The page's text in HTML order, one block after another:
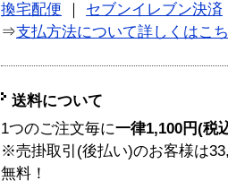
換宅配便
セブンイレブン決済
⇒支払方法について詳しくはこ
送料について
1つのご注文毎に一律1,100円(税
※売掛取引(後払い)のお客様は
無料！